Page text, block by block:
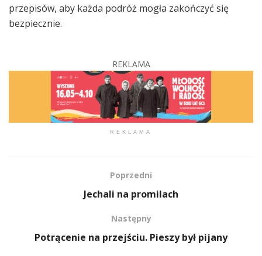
przepisów, aby każda podróż mogła zakończyć się
bezpiecznie.
REKLAMA
REKLAMA
Poprzedni
Jechali na promilach
Następny
Potrącenie na przejściu. Pieszy był pijany